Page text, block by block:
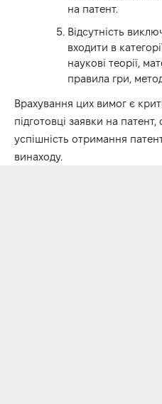
на патент.
Відсутність
входити в
наукові теорії,
правила гри,
Врахування цих вимог є
підготовці заявки на
успішність отримання
винаходу.